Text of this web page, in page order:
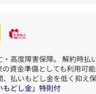
・高度障害保障。 解約時払
資金準備としても利用可能
払いもどし金を低く抑え
もどし金」特則付